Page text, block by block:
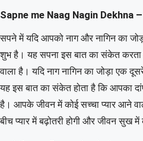
Sapne me Naag Nagin Dekhna –
सपने में यदि आपको नाग और नागिन का
शुभ है। यह सपना इस बात का संकेत
वाला है। यदि नाग नागिन का जोड़ा एक
यह इस बात का संकेत होता है कि आपका
है। आपके जीवन में कोई सच्चा प्यार आने
बीच प्यार में बढ़ोतरी होगी और जीवन सुख में